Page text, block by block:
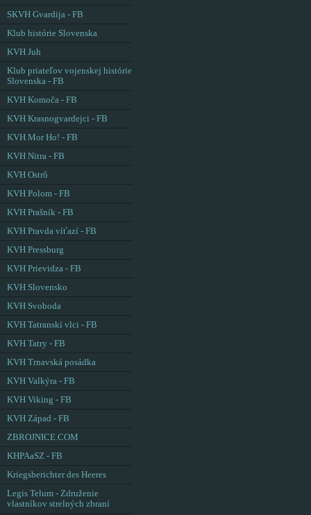
SKVH Gvardija - FB
Klub histórie Slovenska
KVH Juh
Klub priateľov vojenskej histórie
Slovenska - FB
KVH Komoča - FB
KVH Krasnogvardejci - FB
KVH Mor Ho! - FB
KVH Nitra - FB
KVH Ostrô
KVH Polom - FB
KVH Prašník - FB
KVH Pravda víťazí - FB
KVH Pressburg
KVH Prievidza - FB
KVH Slovensko
KVH Svoboda
KVH Tatranskí vlci - FB
KVH Tatry - FB
KVH Trnavská posádka
KVH Valkýra - FB
KVH Viking - FB
KVH Západ - FB
ZBROJNICE.COM
KHPAaSZ - FB
Kriegsberichter des Heeres
Legis Telum - Združenie
vlastníkov strelných zbraní